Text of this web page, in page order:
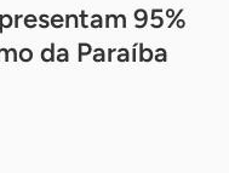
95%
da Paraíba